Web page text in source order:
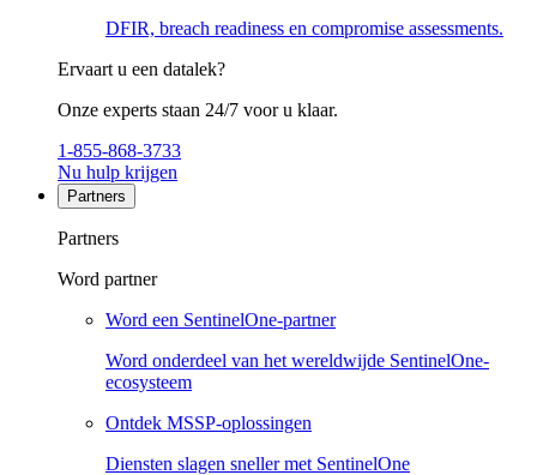
DFIR, breach readiness en compromise assessments.
Ervaart u een datalek?
Onze experts staan 24/7 voor u klaar.
1-855-868-3733
Nu hulp krijgen
Partners
Partners
Word partner
Word een SentinelOne-partner
Word onderdeel van het wereldwijde SentinelOne-
ecosysteem
Ontdek MSSP-oplossingen
Diensten slagen sneller met SentinelOne